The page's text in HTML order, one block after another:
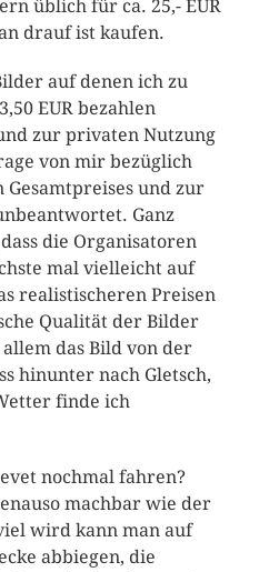
üblich für ca. 25,- EUR
drauf ist kaufen.
auf denen ich zu
EUR bezahlen
zur privaten Nutzung
von mir bezüglich
Gesamtpreises und zur
Ganz
die Organisatoren
mal vielleicht auf
realistischeren Preisen
Qualität der Bilder
das Bild von der
hinunter nach Gletsch,
finde ich
nochmal fahren?
machbar wie der
wird kann man auf
abbiegen, die